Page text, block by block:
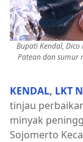
Bupati Kendal,
Patean dan sumur
KENDAL, LKT
tinjau
minyak
Sojomerto